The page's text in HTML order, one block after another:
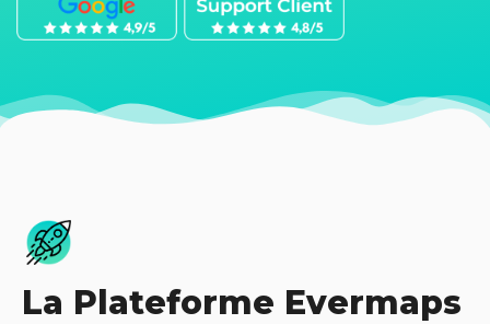
La Plateforme Evermaps